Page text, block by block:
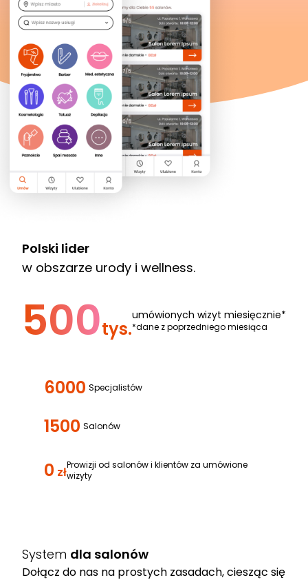
Polski lider
w obszarze urody i wellness.
500tys.
umówionych wizyt miesięcznie*
*dane z poprzedniego miesiąca
6000 Specjalistów
1500 Salonów
0 złProwizji od salonów i klientów za umówione
wizyty
System dla salonów
Dołącz do nas na prostych zasadach, ciesząc się